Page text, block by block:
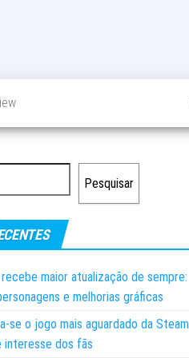
Pesquisar
maior atualização de sempre:
e melhorias gráficas
se o jogo mais aguardado da Steam
interesse dos fãs